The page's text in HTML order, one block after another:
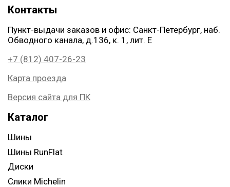
Контакты
Пункт-выдачи заказов и офис: Санкт-Петербург, наб.
Обводного канала, д.136, к. 1, лит. Е
+7 (812) 407-26-23
Карта проезда
Версия сайта для ПК
Каталог
Шины
Шины RunFlat
Диски
Слики Michelin